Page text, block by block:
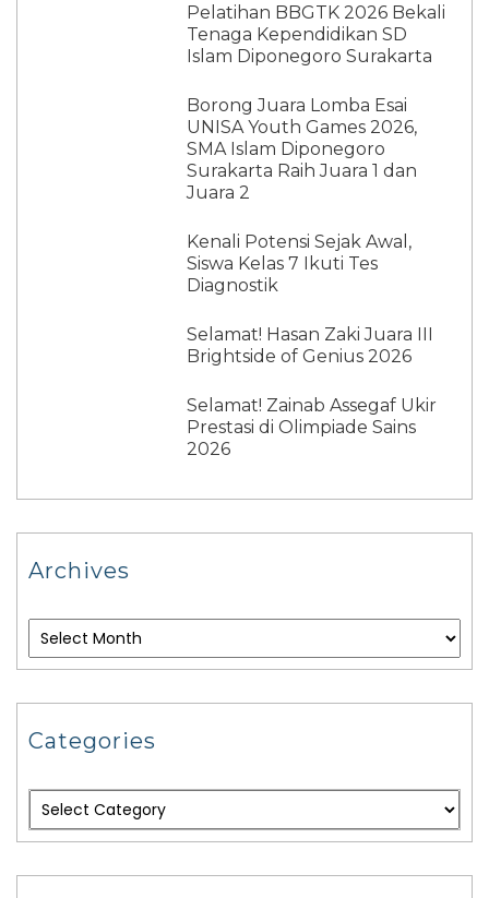
Pelatihan BBGTK 2026 Bekali
Tenaga Kependidikan SD
Islam Diponegoro Surakarta
Borong Juara Lomba Esai
UNISA Youth Games 2026,
SMA Islam Diponegoro
Surakarta Raih Juara 1 dan
Juara 2
Kenali Potensi Sejak Awal,
Siswa Kelas 7 Ikuti Tes
Diagnostik
Selamat! Hasan Zaki Juara III
Brightside of Genius 2026
Selamat! Zainab Assegaf Ukir
Prestasi di Olimpiade Sains
2026
Archives
Categories